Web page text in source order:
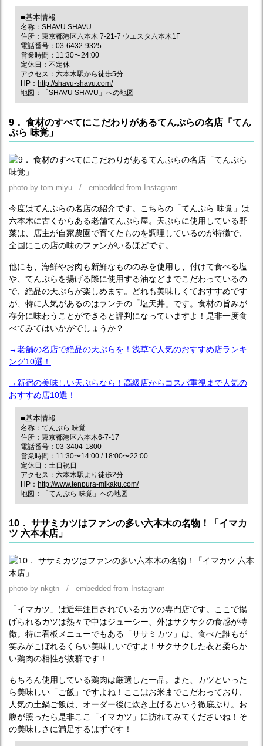
■基本情報
名称：SHAVU SHAVU
住所：東京都港区六本木 7‐21‐7 ウエスタ六本木1F
電話番号：03-6432-9325
営業時間：11:30〜24:00
定休日：不定休
アクセス：六本木駅から徒歩5分
HP： http://shavu-shavu.com/
地図：
「SHAVU SHAVU」への地図
9． 食材のすべてにこだわりがあるてんぷらの名店「てん
ぷら 味覚」
photo by tom.miyu / embedded from Instagram
今度はてんぷらの名店の紹介です。こちらの「てんぷら 味覚」は
六本木に古くからある老舗てんぷら屋。天ぷらに使用している野
菜は、店主が自家農園で育てたものを調理しているのが特徴で、
全国にこの店の味のファンがいるほどです。
他にも、海鮮やお肉も新鮮なもののみを使用し、付けて食べる塩
や、てんぷらを揚げる際に使用する油などまでこだわっているの
で、絶品の天ぷらが楽しめます。どれも美味しくておすすめです
が、特に人気があるのはランチの「塩天丼」です。食材の旨みが
存分に味わうことができると評判になっていますよ！是非一度食
べてみてはいかがでしょうか？
→老舗の名店で絶品の天ぷらを！浅草で人気のおすすめ店ランキ
ング10選！
→新宿の美味しい天ぷらなら！高級店からコスパ重視まで人気の
おすすめ店10選！
■基本情報
名称：てんぷら 味覚
住所；東京都港区六本木6‐7‐17
電話番号：03-3404-1800
営業時間：11:30〜14:00 / 18:00〜22:00
定休日：土日祝日
アクセス：六本木駅より徒歩2分
HP： http://www.tenpura-mikaku.com/
地図：
「てんぷら 味覚」への地図
10． ササミカツはファンの多い六本木の名物！「イマカ
ツ 六本木店」
photo by nkgtn / embedded from Instagram
「イマカツ」は近年注目されているカツの専門店です。ここで揚
げられるカツは熱々で中はジューシー、外はサクサクの食感が特
徴。特に看板メニューでもある「ササミカツ」は、食べた誰もが
笑みがこぼれるくらい美味しいですよ！サクサクした衣と柔らか
い鶏肉の相性が抜群です！
もちろん使用している鶏肉は厳選した一品。また、カツといった
ら美味しい「ご飯」ですよね！ここはお米までこだわっており、
人気の土鍋ご飯は、オーダー後に炊き上げるという徹底ぶり。お
腹が照ったら是非ここ「イマカツ」に訪れてみてくださいね！そ
の美味しさに満足するはずです！